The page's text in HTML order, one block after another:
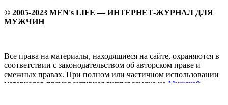
© 2005-2023 MEN's LIFE — ИНТЕРНЕТ-ЖУРНАЛ ДЛЯ
МУЖЧИН
Все права на материалы, находящиеся на сайте, охраняются в
соответствии с законодательством об авторском праве и
смежных правах. При полном или частичном использовании
материалов прямая активная гипперссылка на Мужской